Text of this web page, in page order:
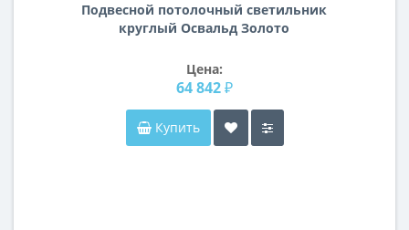
Подвесной потолочный светильник
круглый Освальд Золото
Цена:
64 842 ₽
Купить